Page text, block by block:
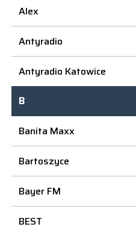
Alex
Antyradio
Antyradio Katowice
B
Banita Maxx
Bartoszyce
Bayer FM
BEST